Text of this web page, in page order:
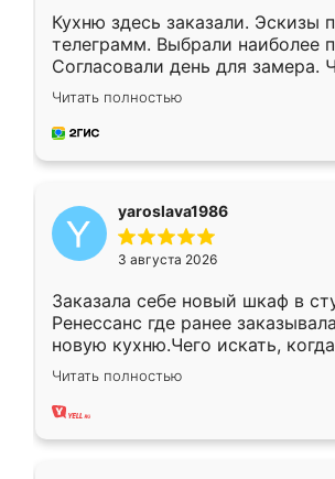
Кухню здесь заказали. Эскизы
телеграмм. Выбрали наиболее
Согласовали день для замера.
недели кухня была уже готова.
довольны работой. Спасибо
мебель за качественную работу!
Читать полностью
yaroslava1986
3 августа 2026
Заказала себе новый шкаф в
Ренессанс где ранее
новую кухню.Чего искать,
вполне довольна. Служит кухня
два года, нареканий нет.
Читать полностью